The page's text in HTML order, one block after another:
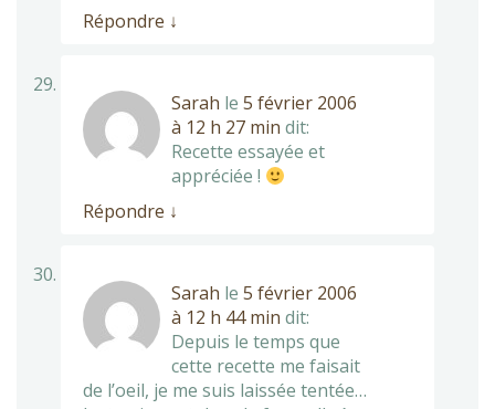
Répondre ↓
Sarah le 5 février 2006
à 12 h 27 min dit:
Recette essayée et
appréciée !
Répondre ↓
Sarah le 5 février 2006
à 12 h 44 min dit:
Depuis le temps que
cette recette me faisait
de l’oeil, je me suis laissée tentée…